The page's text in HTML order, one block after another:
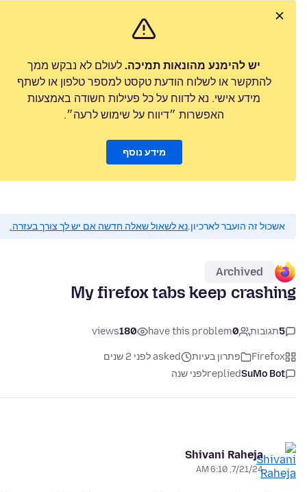
יש להימנע מהונאות תמיכה. לעולם לא נבקש ממך
להתקשר או לשלוח הודעת טקסט למספר טלפון או לשתף
מידע אישי. נא לדווח על כל פעילות חשודה באמצעות
האפשרות ״דיווח על שימוש לרעה״.
מידע נוסף
אשכול זה הועבר לארכיון.נא לשאול שאלה חדשה אם יש לך צורך בעזרה.
Archived
My firefox tabs keep crashing
5תגובות 0
have this problem
180
views
Firefox פתרון בעיות
asked לפני 2 שנים
SuMo Bot
repliedלפני שנה
Shivani Raheja
7/21/24, 6:10 AM